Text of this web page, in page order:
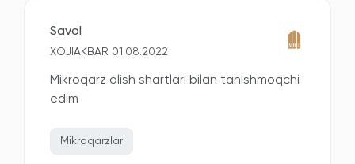
Savol
XOJIAKBAR 01.08.2022
Mikroqarz olish shartlari bilan tanishmoqchi
edim
Mikroqarzlar